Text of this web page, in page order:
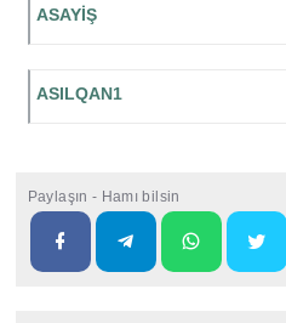
ASAYİŞ
ASILQAN1
Paylaşın - Hamı bilsin